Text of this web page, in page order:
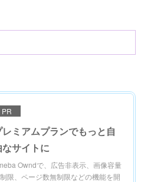
PR
レミアムプランでもっと自
なサイトに
Owndで、広告非表示、画像容量
限、ページ数無制限などの機能を開